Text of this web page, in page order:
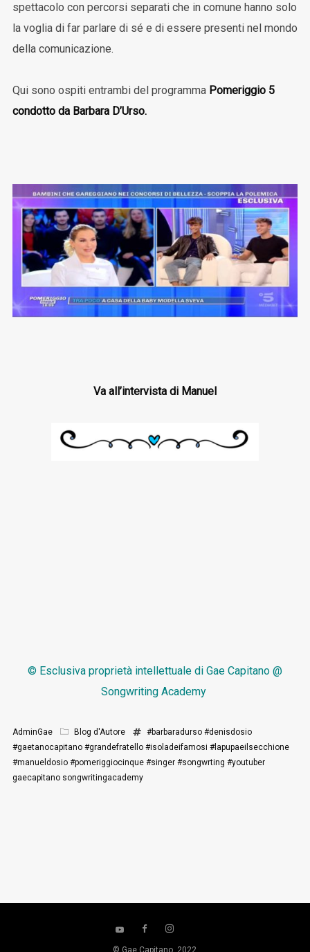
spettacolo con percorsi separati che in comune hanno solo
la voglia di far parlare di sé e di essere presenti nel mondo
della comunicazione.
Qui sono ospiti entrambi del programma Pomeriggio 5
condotto da Barbara D’Urso.
Va all’intervista di Manuel
© Esclusiva proprietà intellettuale di Gae Capitano @
Songwriting Academy
AdminGae Blog d'Autore #barbaradurso #denisdosio
#gaetanocapitano #grandefratello #isoladeifamosi #lapupaeilsecchione
#manueldosio #pomeriggiocinque #singer #songwrting #youtuber
gaecapitano songwritingacademy
© Gae Capitano, 2022